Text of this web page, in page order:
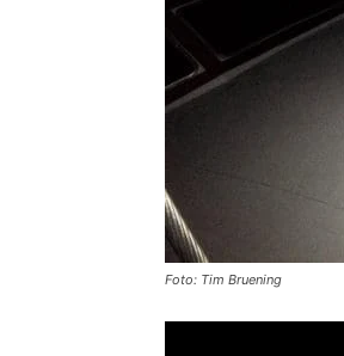
Foto: Tim Bruening